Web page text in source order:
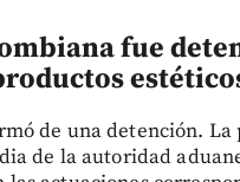
fue
de una detención. La
de la autoridad